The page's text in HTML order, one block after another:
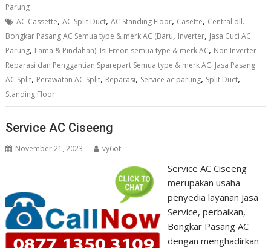
Parung
AC Cassette,AC Split Duct,AC Standing Floor, Casette, Central dll.
Bongkar Pasang AC Semua type & merk AC (Baru, Inverter, Jasa Cuci AC
Parung, Lama & Pindahan). Isi Freon semua type & merk AC, Non Inverter
Reparasi dan Penggantian Sparepart Semua type & merk AC. Jasa Pasang
AC Split, Perawatan AC Split, Reparasi, Service ac parung, Split Duct,
Standing Floor
Service AC Ciseeng
November 21, 2023 vy6ot
Service AC Ciseeng
merupakan usaha
penyedia layanan Jasa
Service, perbaikan,
Bongkar Pasang AC
dengan menghadirkan